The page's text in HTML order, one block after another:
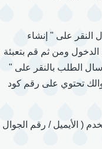
على " إنشاء
ومن ثم قم بتعبئة
الطلب بالنقر على "
تحتوي على رقم كود
( الأيميل / رقم الجوال